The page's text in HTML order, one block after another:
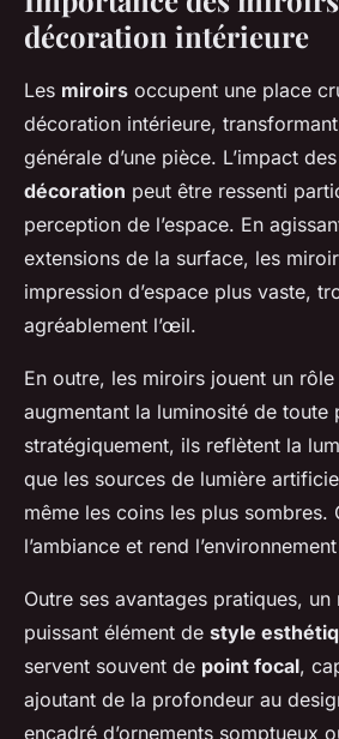
décoration intérieure
Les miroirs occupent une place
décoration intérieure, transformant
générale d’une pièce. L’impact des
décoration peut être ressenti
perception de l’espace. En
extensions de la surface, les
impression d’espace plus vaste,
agréablement l’œil.
En outre, les miroirs jouent un rôle
augmentant la luminosité de toute
stratégiquement, ils reflètent la
que les sources de lumière
même les coins les plus sombres.
l’ambiance et rend
Outre ses avantages pratiques,
puissant élément de style
servent souvent de point focal,
ajoutant de la profondeur au
encadré d’ornements somptueux